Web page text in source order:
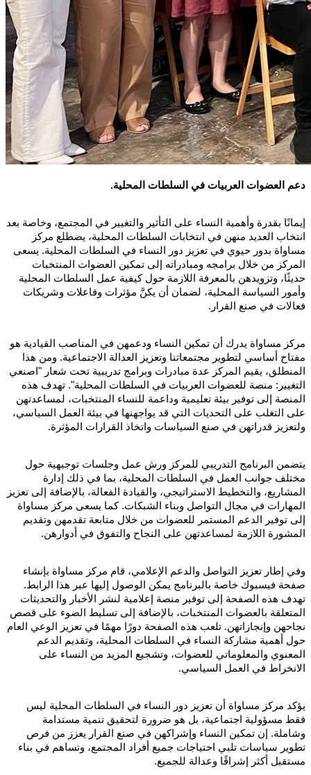
دعم العضوات العربيات في السلطات المحلية.
إيمانًا بقدرة وأهمية النساء على التأثير والتغيير في المجتمع، وخاصة بعد
انتخاب العديد منهن في انتخابات السلطات المحلية، يضطلع مركز
مساواة بدور حيوي في تعزيز دور النساء في السلطات المحلية. يسعى
المركز من خلال برامجه ومبادراته إلى تمكين العضوات المنتخبات
حديثًا، وتزويدهن بالمعرفة اللازمة حول كيفية عمل السلطات المحلية
وأمور السياسة المحلية، لضمان أن يكنَّ مؤثرات وفاعلات وشريكات
فعالات في صنع القرار.
مركز مساواة يدرك أن تمكين النساء ودعمهن في المناصب القيادية هو
مفتاح أساسي لتطوير مجتمعاتنا وتعزيز العدالة الاجتماعية. ومن هذا
المنطلق، يقيم المركز عدة مبادرات وبرامج تدريبية تحت شعار "اصنعي
التغيير: منصة للعضوات العربيات في السلطات المحلية". تهدف هذه
المنصة إلى توفير بيئة تعليمية وداعمة للنساء المنتخبات، لمساعدتهن
على التغلب على التحديات التي قد يواجهنها في بيئة العمل السياسي،
ولتعزيز قدراتهن في صنع السياسات واتخاذ القرارات المؤثرة.
يتضمن البرنامج التدريبي للمركز ورش عمل وجلسات توجيهية حول
مختلف جوانب العمل في السلطات المحلية، بما في ذلك إدارة
المشاريع، والتخطيط الاستراتيجي، والقيادة الفعالة، بالإضافة إلى تعزيز
المهارات في مجال التواصل وبناء الشبكات. كما يسعى مركز مساواة
إلى توفير الدعم المستمر للعضوات من خلال متابعة تقدمهن وتقديم
المشورة اللازمة لمساعدتهن على النجاح والتفوق في أدوارهن.
وفي إطار تعزيز التواصل والدعم الإعلامي، قام مركز مساواة بإنشاء
صفحة فيسبوك خاصة بالبرنامج يمكن الوصول إليها عبر هذا الرابط.
تهدف هذه الصفحة إلى توفير منصة إعلامية لنشر الأخبار والتحديثات
المتعلقة بالعضوات المنتخبات، بالإضافة إلى تسليط الضوء على قصص
نجاحهن وإنجازاتهن. تلعب هذه الصفحة دورًا مهمًا في تعزيز الوعي العام
حول أهمية مشاركة النساء في السلطات المحلية، وتقديم الدعم
المعنوي والمعلوماتي للعضوات، وتشجيع المزيد من النساء على
الانخراط في العمل السياسي.
يؤكد مركز مساواة أن تعزيز دور النساء في السلطات المحلية ليس
فقط مسؤولية اجتماعية، بل هو ضرورة لتحقيق تنمية مستدامة
وشاملة. إن تمكين النساء وإشراكهن في صنع القرار يعزز من فرص
تطوير سياسات تلبي احتياجات جميع أفراد المجتمع، وتساهم في بناء
مستقبل أكثر إشراقًا وعدالة للجميع.